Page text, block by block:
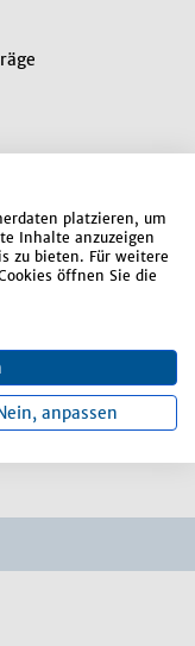
platzieren, um
Inhalte anzuzeigen
zu bieten. Für weitere
öffnen Sie die
anpassen